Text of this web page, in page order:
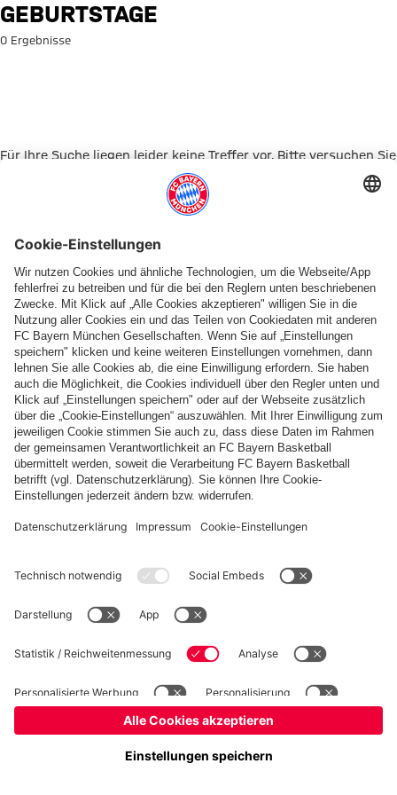
Suche: Geburtstage
GEBURTSTAGE
0 Ergebnisse
Für Ihre Suche liegen leider keine Treffer vor. Bitte versuchen Sie
Zur Startseite
Basketball Frauen Handball Schach Schiedsrichter
Seniorenfußball
Tischtennis
Impressum Datenschutz Nutzungsbedingungen Barrierefreiheit